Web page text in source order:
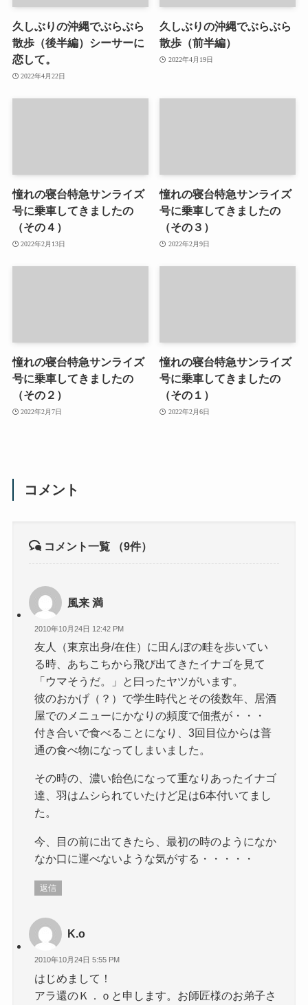
久しぶりの沖縄でぶらぶら
散歩（後半編）シーサーに
恋して。
2022年4月22日
久しぶりの沖縄でぶらぶら
散歩（前半編）
2022年4月19日
憧れの寝台特急サンライズ
号に乗車してきましたの
（その４）
2022年2月13日
憧れの寝台特急サンライズ
号に乗車してきましたの
（その３）
2022年2月9日
憧れの寝台特急サンライズ
号に乗車してきましたの
（その２）
2022年2月7日
憧れの寝台特急サンライズ
号に乗車してきましたの
（その１）
2022年2月6日
コメント
コメント一覧 （9件）
風来 満
2010年10月24日 12:42 PM
友人（東京出身/在住）に田んぼの畦を歩いてい
る時、あちこちから飛び出てきたイナゴを見て
「ウマそうだ。」と曰ったヤツがいます。
彼のおかげ（？）で学生時代とその後数年、居酒
屋でのメニューにかなりの頻度で佃煮が・・・
付き合いで食べることになり、3回目位からは普
通の食べ物になってしまいました。
その時の、濃い飴色になって重なりあったイナゴ
達、羽はムシられていたけど足は6本付いてまし
た。
今、目の前に出てきたら、最初の時のようになか
なか口に運べないような気がする・・・・・
返信
K.o
2010年10月24日 5:55 PM
はじめまして！
アラ還のＫ．ｏと申します。お師匠様のお弟子さ